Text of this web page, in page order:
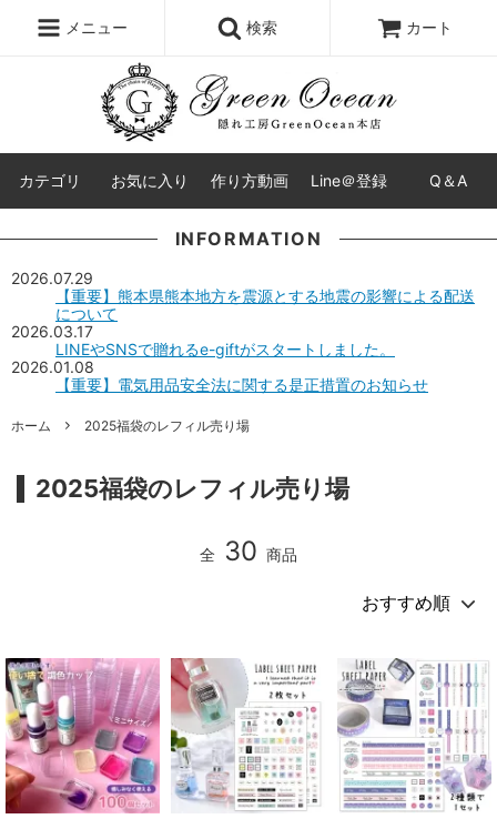
メニュー 検索 カート
カテゴリ お気に入り 作り方動画 Line＠登録 Q＆A
INFORMATION
2026.07.29
【重要】熊本県熊本地方を震源とする地震の影響による配送
について
2026.03.17
LINEやSNSで贈れるe-giftがスタートしました。
2026.01.08
【重要】電気用品安全法に関する是正措置のお知らせ
ホーム 2025福袋のレフィル売り場
2025福袋のレフィル売り場
全 30 商品
シリコンモールド